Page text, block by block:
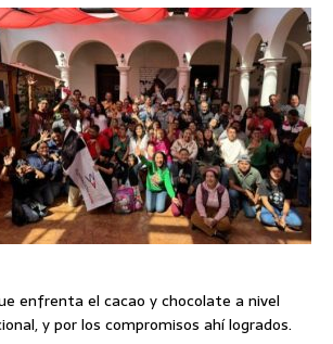
enfrenta el cacao y chocolate a nivel
y por los compromisos ahí logrados.